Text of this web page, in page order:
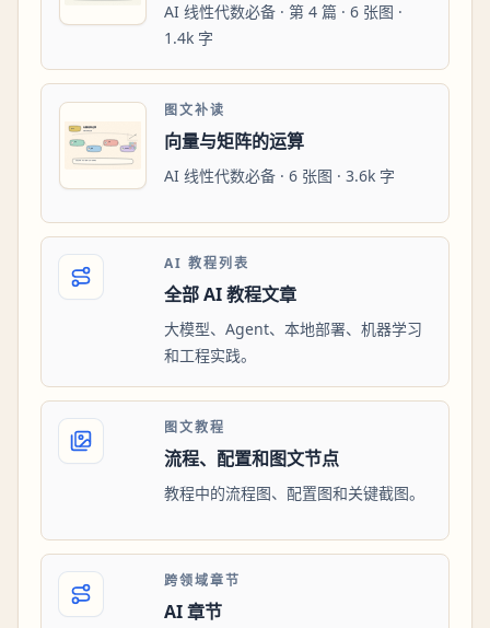
AI 线性代数必备 · 第 4 篇 · 6 张图 ·
1.4k 字
图文补读
向量与矩阵的运算
AI 线性代数必备 · 6 张图 · 3.6k 字
AI 教程列表
全部 AI 教程文章
大模型、Agent、本地部署、机器学习
和工程实践。
图文教程
流程、配置和图文节点
教程中的流程图、配置图和关键截图。
跨领域章节
AI 章节